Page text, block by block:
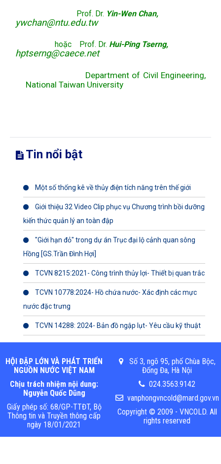
Prof. Dr. Yin-Wen Chan,
ywchan@ntu.edu.tw
hoặc Prof. Dr. Hui-Ping Tserng,
hptserng@caece.net
Department of Civil Engineering,
National Taiwan University
Tin nổi bật
Một số thống kê về thủy điện tích năng trên thế giới
Giới thiệu 32 Video Clip phục vụ Chương trình bồi dưỡng
kiến thức quản lý an toàn đập
"Giới hạn đỏ" trong dự án Trục đại lộ cảnh quan sông
Hồng [GS.Trần Đình Hợi]
TCVN 8215:2021- Công trình thủy lợi- Thiết bị quan trắc
TCVN 10778:2024- Hồ chứa nước- Xác định các mực
nước đặc trưng
TCVN 14288: 2024- Bản đồ ngập lụt- Yêu cầu kỹ thuật
HỘI ĐẬP LỚN VÀ PHÁT TRIỂN
NGUỒN NƯỚC VIỆT NAM
Chịu trách nhiệm nội dung:
Nguyễn Quốc Dũng
Giấy phép số: 68/GP-TTĐT, Bộ
Thông tin và Truyền thông cấp
ngày 18/01/2021
Số 3, ngõ 95, phố Chùa Bộc,
Đống Đa, Hà Nội
024.3563.9142
vanphongvncold@mard.gov.vn
Copyright © 2009 - VNCOLD. All
rights reserved